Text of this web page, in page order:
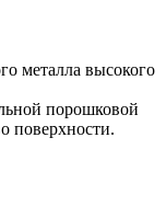
металла высокого
порошковой
поверхности.